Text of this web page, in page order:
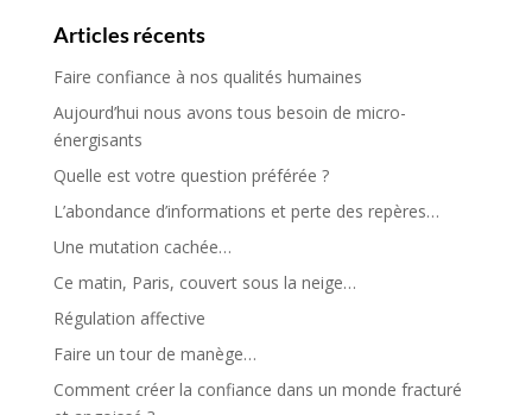
Articles récents
Faire confiance à nos qualités humaines
Aujourd’hui nous avons tous besoin de micro-
énergisants
Quelle est votre question préférée ?
L’abondance d’informations et perte des repères…
Une mutation cachée…
Ce matin, Paris, couvert sous la neige…
Régulation affective
Faire un tour de manège…
Comment créer la confiance dans un monde fracturé